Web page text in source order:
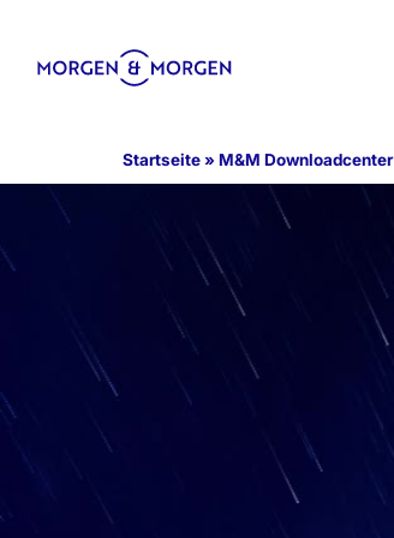
Startseite» M&M Downloadcenter